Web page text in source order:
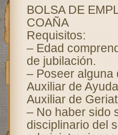
BOLSA DE
COAÑA
Requisitos:
– Edad
de jubilación.
– Poseer alguna
Auxiliar de
Auxiliar de
– No haber sido
disciplinario del